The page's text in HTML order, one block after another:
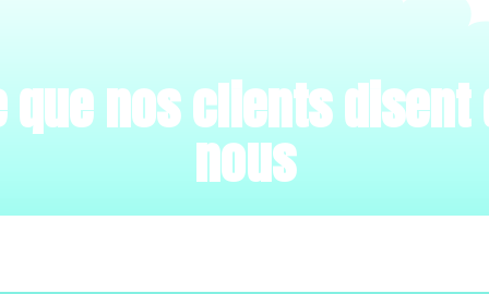
que nos clients disent
nous